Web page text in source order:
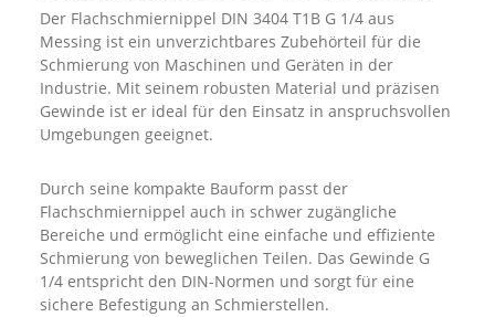
Der Flachschmiernippel DIN 3404 T1B G 1/4 aus
Messing ist ein unverzichtbares Zubehörteil für die
Schmierung von Maschinen und Geräten in der
Industrie. Mit seinem robusten Material und präzisen
Gewinde ist er ideal für den Einsatz in anspruchsvollen
Umgebungen geeignet.
Durch seine kompakte Bauform passt der
Flachschmiernippel auch in schwer zugängliche
Bereiche und ermöglicht eine einfache und effiziente
Schmierung von beweglichen Teilen. Das Gewinde G
1/4 entspricht den DIN-Normen und sorgt für eine
sichere Befestigung an Schmierstellen.